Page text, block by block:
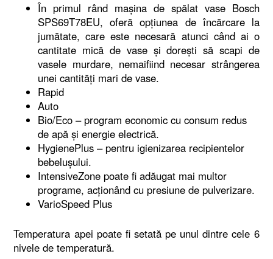
În primul rând mașina de spălat vase Bosch
SPS69T78EU, oferă opțiunea de încărcare la
jumătate, care este necesară atunci când ai o
cantitate mică de vase și dorești să scapi de
vasele murdare, nemaifiind necesar strângerea
unei cantități mari de vase.
Rapid
Auto
Bio/Eco – program economic cu consum redus
de apă și energie electrică.
HygienePlus – pentru igienizarea recipientelor
bebelușului.
IntensiveZone poate fi adăugat mai multor
programe, acționând cu presiune de pulverizare.
VarioSpeed Plus
Temperatura apei poate fi setată pe unul dintre cele 6
nivele de temperatură.